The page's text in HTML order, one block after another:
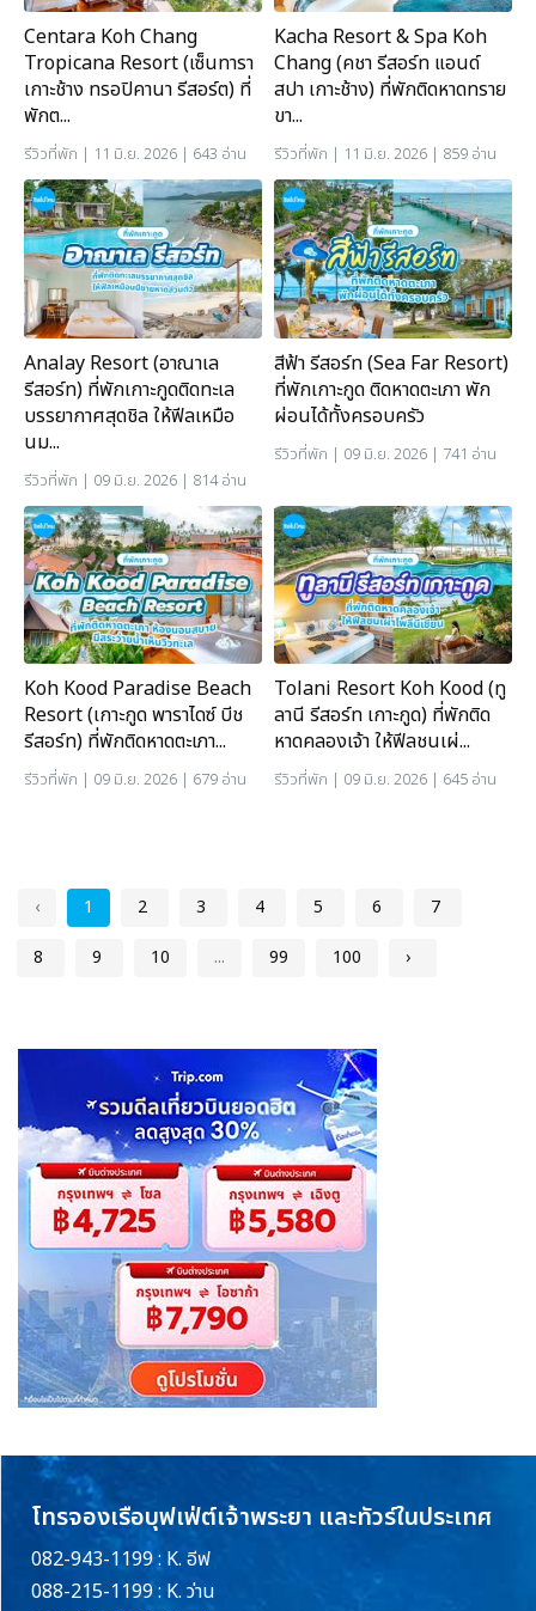
Centara Koh Chang
Tropicana Resort (เซ็นทารา
เกาะช้าง ทรอปิคานา รีสอร์ต) ที่
พักต...
รีวิวที่พัก | 11 มิ.ย. 2026 | 643 อ่าน
Kacha Resort & Spa Koh
Chang (คชา รีสอร์ท แอนด์
สปา เกาะช้าง) ที่พักติดหาดทราย
ขา...
รีวิวที่พัก | 11 มิ.ย. 2026 | 859 อ่าน
Analay Resort (อาณาเล
รีสอร์ท) ที่พักเกาะกูดติดทะเล
บรรยากาศสุดชิล ให้ฟีลเหมือ
นม...
รีวิวที่พัก | 09 มิ.ย. 2026 | 814 อ่าน
สีฟ้า รีสอร์ท (Sea Far Resort)
ที่พักเกาะกูด ติดหาดตะเภา พัก
ผ่อนได้ทั้งครอบครัว
รีวิวที่พัก | 09 มิ.ย. 2026 | 741 อ่าน
Koh Kood Paradise Beach
Resort (เกาะกูด พาราไดซ์ บีช
รีสอร์ท) ที่พักติดหาดตะเภา...
รีวิวที่พัก | 09 มิ.ย. 2026 | 679 อ่าน
Tolani Resort Koh Kood (ทู
ลานี รีสอร์ท เกาะกูด) ที่พักติด
หาดคลองเจ้า ให้ฟีลชนเผ่...
รีวิวที่พัก | 09 มิ.ย. 2026 | 645 อ่าน
‹ 1 2 3 4 5 6
7
8
9 10 ... 99 100 ›
โทรจองเรือบุฟเฟ่ต์เจ้าพระยา และทัวร์ในประเทศ
082-943-1199 : K. อีฟ
088-215-1199 : K. ว่าน